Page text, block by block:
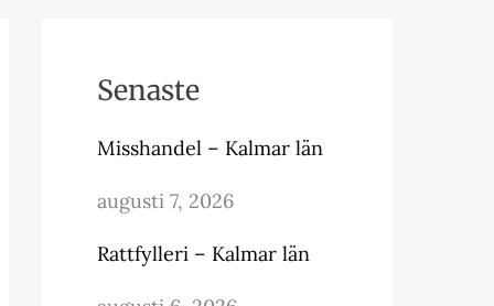
Senaste
Misshandel – Kalmar län
augusti 7, 2026
Rattfylleri – Kalmar län